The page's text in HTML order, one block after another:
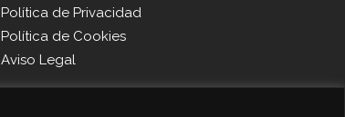
Política de Privacidad
Política de Cookies
Aviso Legal